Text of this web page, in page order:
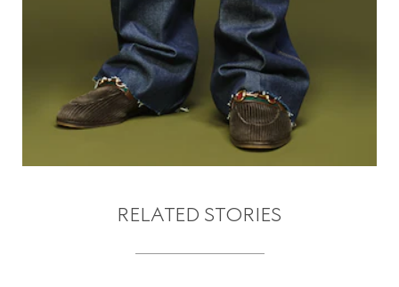
RELATED STORIES